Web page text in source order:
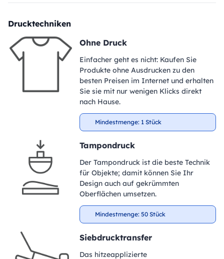
Drucktechniken
Ohne Druck
Einfacher geht es nicht: Kaufen Sie
Produkte ohne Ausdrucken zu den
besten Preisen im Internet und erhalten
Sie sie mit nur wenigen Klicks direkt
nach Hause.
Mindestmenge: 1 Stück
Tampondruck
Der Tampondruck ist die beste Technik
für Objekte; damit können Sie Ihr
Design auch auf gekrümmten
Oberflächen umsetzen.
Mindestmenge: 50 Stück
Siebdrucktransfer
Das hitzeapplizierte